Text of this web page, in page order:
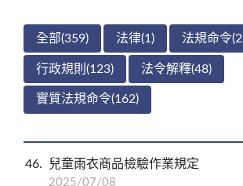
全部(359) 法律(1) 法規命令
行政規則(123) 法令解釋(48)
實質法規命令(162)
46 兒童雨衣商品檢驗作業規定
2025/07/08